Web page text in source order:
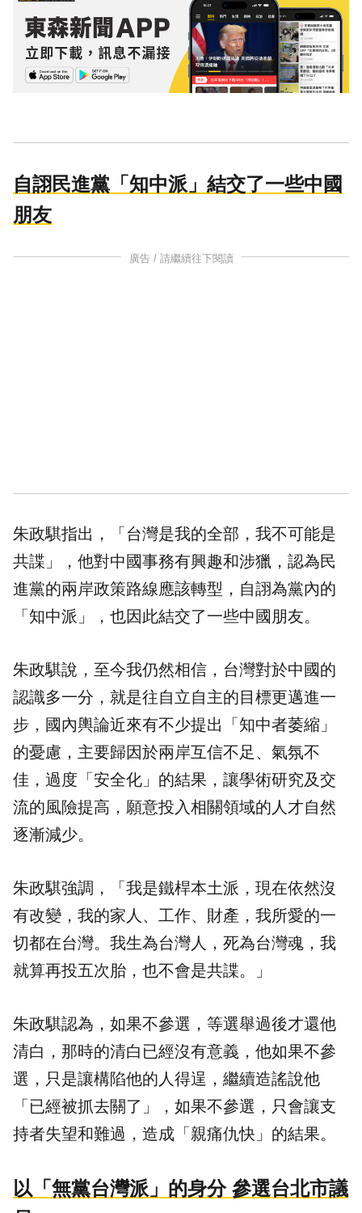
自詡民進黨「知中派」結交了一些中國
朋友
廣告 / 請繼續往下閱讀
朱政騏指出，「台灣是我的全部，我不可能是
共諜」，他對中國事務有興趣和涉獵，認為民
進黨的兩岸政策路線應該轉型，自詡為黨內的
「知中派」，也因此結交了一些中國朋友。
朱政騏說，至今我仍然相信，台灣對於中國的
認識多一分，就是往自立自主的目標更邁進一
步，國內輿論近來有不少提出「知中者萎縮」
的憂慮，主要歸因於兩岸互信不足、氣氛不
佳，過度「安全化」的結果，讓學術研究及交
流的風險提高，願意投入相關領域的人才自然
逐漸減少。
朱政騏強調，「我是鐵桿本土派，現在依然沒
有改變，我的家人、工作、財產，我所愛的一
切都在台灣。我生為台灣人，死為台灣魂，我
就算再投五次胎，也不會是共諜。」
朱政騏認為，如果不參選，等選舉過後才還他
清白，那時的清白已經沒有意義，他如果不參
選，只是讓構陷他的人得逞，繼續造謠說他
「已經被抓去關了」，如果不參選，只會讓支
持者失望和難過，造成「親痛仇快」的結果。
以「無黨台灣派」的身分 參選台北市議